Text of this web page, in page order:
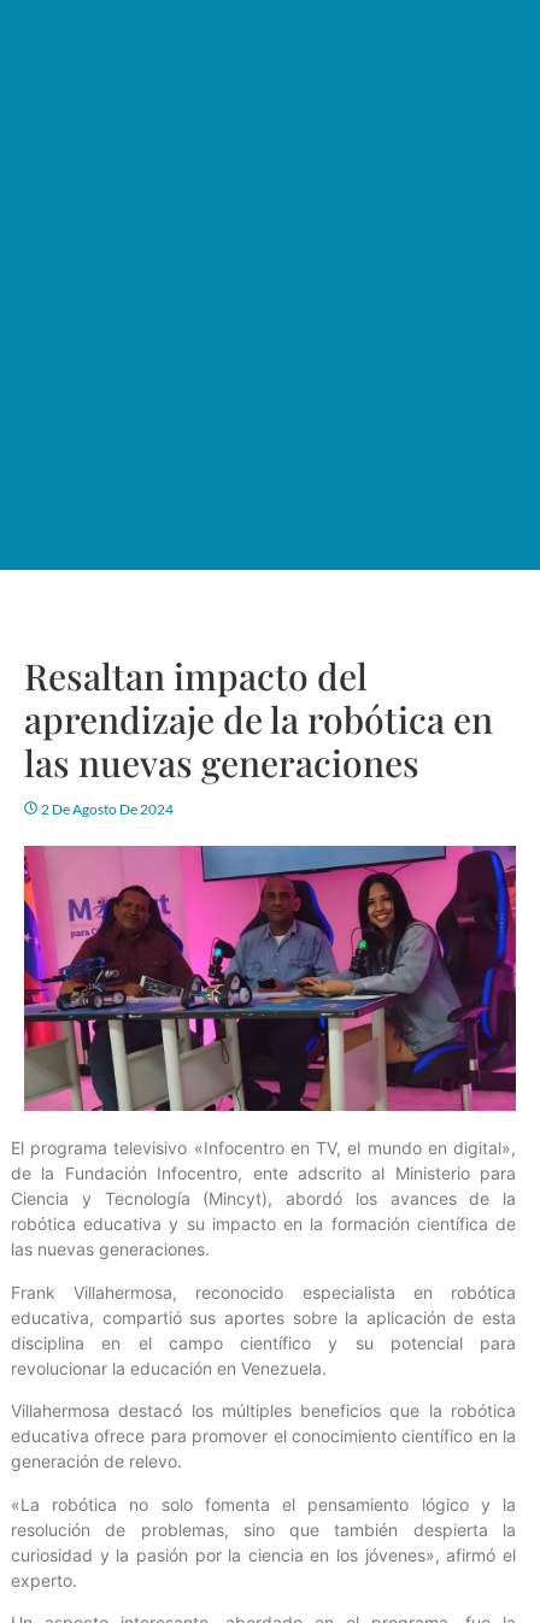
Resaltan impacto del
aprendizaje de la robótica en
las nuevas generaciones
2 De Agosto De 2024
El programa televisivo «Infocentro en TV, el mundo en digital»,
de la Fundación Infocentro, ente adscrito al Ministerio para
Ciencia y Tecnología (Mincyt), abordó los avances de la
robótica educativa y su impacto en la formación científica de
las nuevas generaciones.
Frank Villahermosa, reconocido especialista en robótica
educativa, compartió sus aportes sobre la aplicación de esta
disciplina en el campo científico y su potencial para
revolucionar la educación en Venezuela.
Villahermosa destacó los múltiples beneficios que la robótica
educativa ofrece para promover el conocimiento científico en la
generación de relevo.
«La robótica no solo fomenta el pensamiento lógico y la
resolución de problemas, sino que también despierta la
curiosidad y la pasión por la ciencia en los jóvenes», afirmó el
experto.